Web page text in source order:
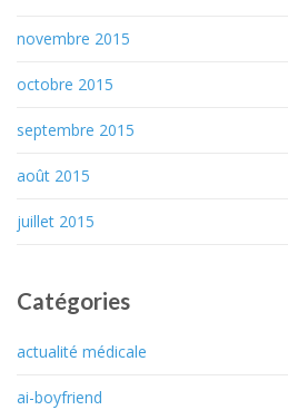
novembre 2015
octobre 2015
septembre 2015
août 2015
juillet 2015
Catégories
actualité médicale
ai-boyfriend